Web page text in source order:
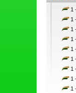
1
1
1
1
1
1
1
1
1